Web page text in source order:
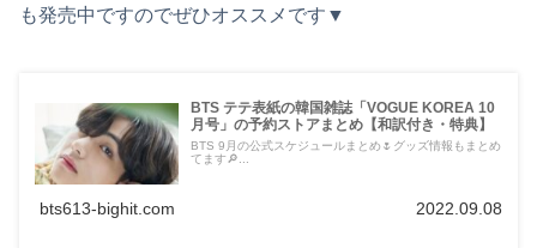
も発売中ですのでぜひオススメです▼
BTS テテ表紙の韓国雑誌「VOGUE KOREA 10
月号」の予約ストアまとめ【和訳付き・特典】
BTS 9月の公式スケジュールまとめ🌷グッズ情報もまとめ
てます🔎...
bts613-bighit.com 2022.09.08